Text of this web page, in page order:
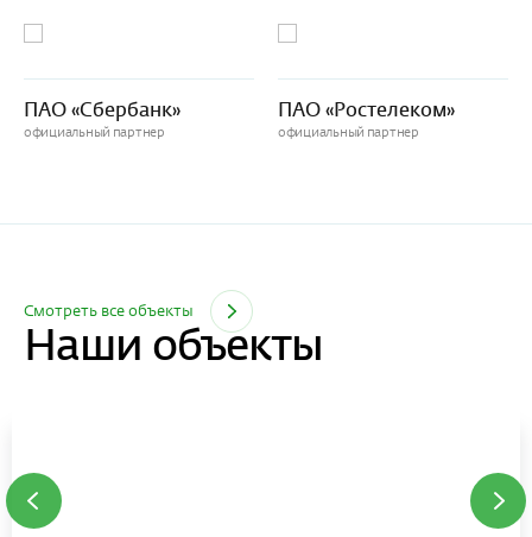
ПАО «Сбербанк»
официальный партнер
ПАО «Ростелеком»
официальный партнер
Смотреть все объекты
Наши объекты